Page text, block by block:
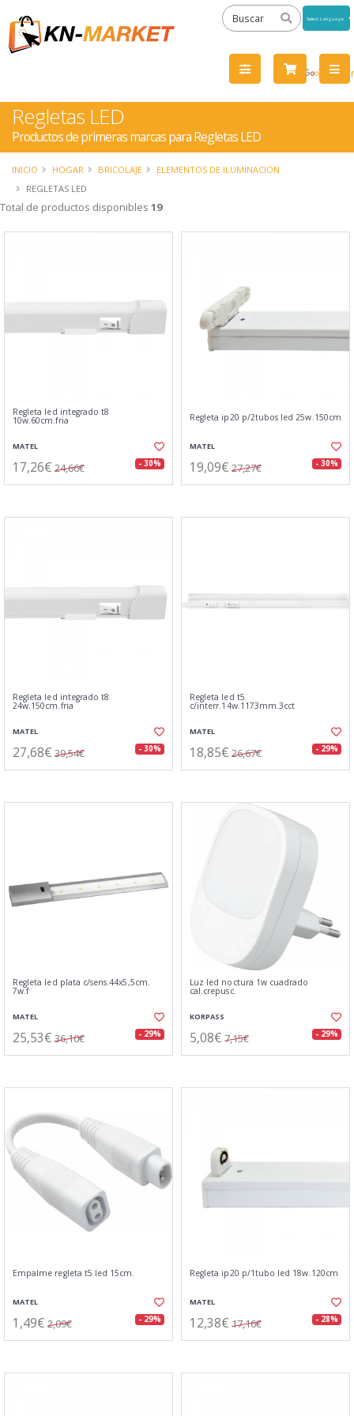
by
Regletas LED
Productos de primeras marcas para Regletas LED
INICIO HOGAR BRICOLAJE
ELEMENTOS DE ILUMINACIÓN
REGLETAS LED
Total de productos disponibles 19
Regleta led integrado t8
10w.60cm.fria
MATEL
17,26€ 24,66€ - 30%
Regleta ip20 p/2tubos led 25w.150cm
MATEL
19,09€ 27,27€ - 30%
Regleta led integrado t8
24w.150cm.fria
MATEL
27,68€ 39,54€ - 30%
Regleta led t5
c/interr.14w.1173mm.3cct
MATEL
18,85€ 26,67€ - 29%
Regleta led plata c/sens.44x5,5cm.
7w.f
MATEL
25,53€ 36,10€ - 29%
Luz led noctura 1w cuadrado
cal.crepusc.
KORPASS
5,08€ 7,15€ - 29%
Empalme regleta t5 led 15cm.
MATEL
1,49€ 2,09€ - 29%
Regleta ip20 p/1tubo led 18w.120cm
MATEL
12,38€ 17,16€ - 28%